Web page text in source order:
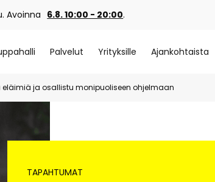
Avoinna 6.8. 10:00 - 20:00.
Palvelut Yrityksille Ajankohtaista
eläimiä ja osallistu monipuoliseen ohjelmaan
TAPAHTUMAT